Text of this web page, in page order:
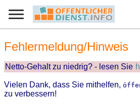
Fehlermeldung/Hinweis
Netto-Gehalt zu niedrig? - lesen Sie
Vielen Dank, dass Sie mithelfen,
zu verbessern!